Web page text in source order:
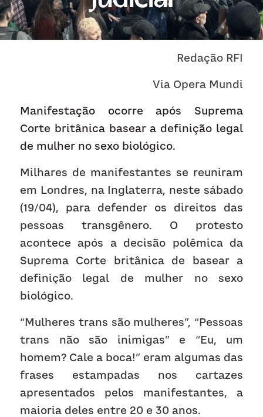
Receba atualizações
Redação RFI
Via Opera Mundi
Manifestação ocorre após Suprema
Corte britânica basear a definição legal
de mulher no sexo biológico.
Milhares de manifestantes se reuniram
em Londres, na Inglaterra, neste sábado
(19/04), para defender os direitos das
pessoas transgênero. O protesto
acontece após a decisão polêmica da
Suprema Corte britânica de basear a
definição legal de mulher no sexo
biológico.
“Mulheres trans são mulheres”, “Pessoas
trans não são inimigas” e “Eu, um
homem? Cale a boca!” eram algumas das
frases estampadas nos cartazes
apresentados pelos manifestantes, a
maioria deles entre 20 e 30 anos.